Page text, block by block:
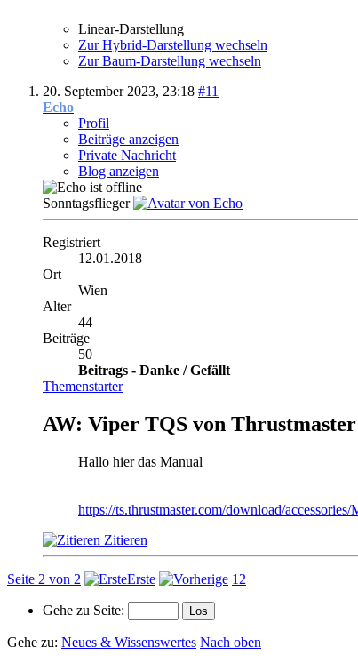
Linear-Darstellung
Zur Hybrid-Darstellung wechseln
Zur Baum-Darstellung wechseln
20. September 2023, 23:18 #11
Echo
Profil
Beiträge anzeigen
Private Nachricht
Blog anzeigen
Sonntagsflieger
Registriert
12.01.2018
Ort
Wien
Alter
44
Beiträge
50
Beitrags - Danke / Gefällt
Themenstarter
AW: Viper TQS von Thrustmaster
Hallo hier das Manual
https://ts.thrustmaster.com/download/
Zitieren
Seite 2 von 2 Erste 1 2
Gehe zu Seite:
Gehe zu: Neues & Wissenswertes Nach oben